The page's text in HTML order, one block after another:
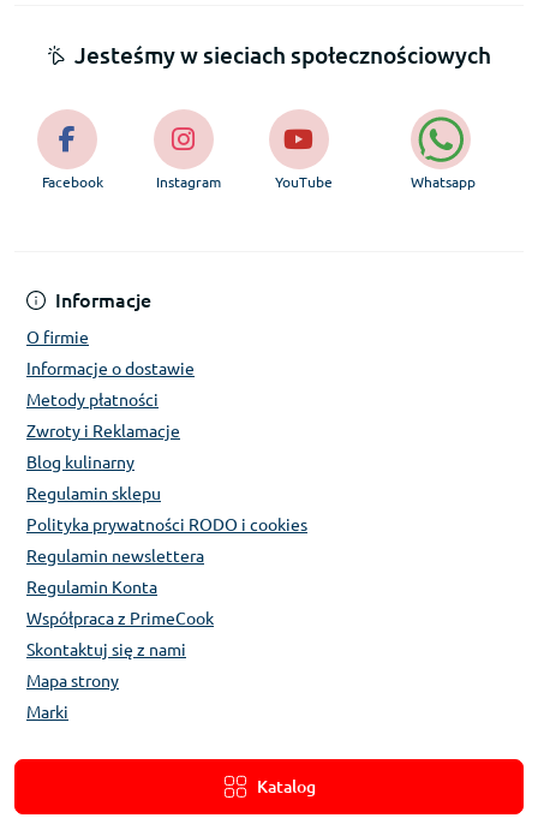
Informacje
O firmie
Informacje o dostawie
Metody płatności
Zwroty i Reklamacje
Blog kulinarny
Regulamin sklepu
Polityka prywatności RODO i cookies
Regulamin newslettera
Regulamin Konta
Współpraca z PrimeCook
Skontaktuj się z nami
Mapa strony
Marki
Katalog
Jesteśmy w sieciach społecznościowych
Facebook Instagram YouTube Whatsapp